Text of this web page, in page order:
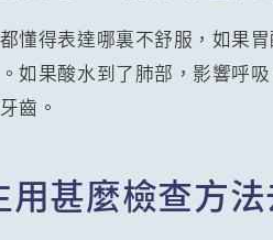
懂得表達哪裏不舒服，如果
如果酸水到了肺部，影響呼
齒。
用甚麼檢查方法